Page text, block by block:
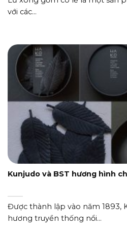
với các...
Kunjudo và BST hương hình
Được thành lập vào năm 1893,
hương truyền thống nổi...